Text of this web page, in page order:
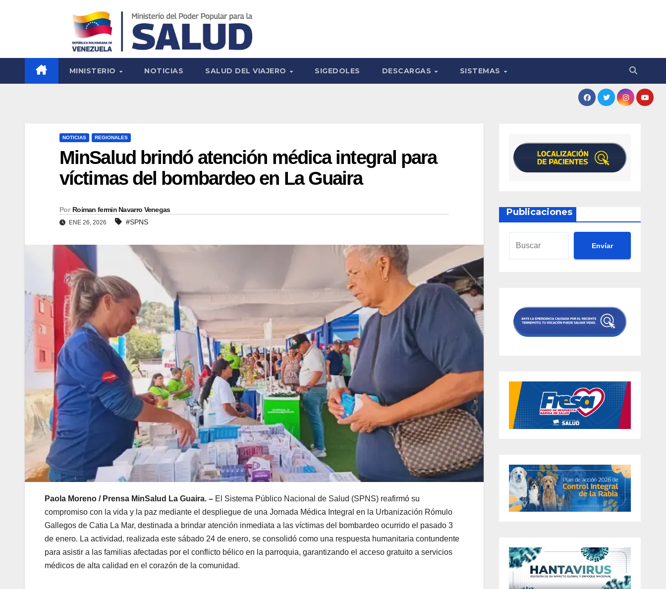
MINISTERIO NOTICIAS SALUD DEL VIAJERO SIGEDOLES DESCARGAS SISTEMAS
NOTICIAS REGIONALES
MinSalud brindó atención médica integral para
víctimas del bombardeo en La Guaira
Por Roiman fermin Navarro Venegas
ENE 26, 2026 #SPNS
Paola Moreno / Prensa MinSalud La Guaira. – El Sistema Público Nacional de Salud (SPNS) reafirmó su
compromiso con la vida y la paz mediante el despliegue de una Jornada Médica Integral en la Urbanización Rómulo
Gallegos de Catia La Mar, destinada a brindar atención inmediata a las víctimas del bombardeo ocurrido el pasado 3
de enero. La actividad, realizada este sábado 24 de enero, se consolidó como una respuesta humanitaria contundente
para asistir a las familias afectadas por el conflicto bélico en la parroquia, garantizando el acceso gratuito a servicios
médicos de alta calidad en el corazón de la comunidad.
Publicaciones
Envíar